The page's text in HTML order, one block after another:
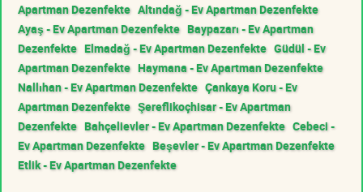
Apartman Dezenfekte Altındağ - Ev Apartman Dezenfekte
Ayaş - Ev Apartman Dezenfekte Baypazarı - Ev Apartman
Dezenfekte Elmadağ - Ev Apartman Dezenfekte Güdül - Ev
Apartman Dezenfekte Haymana - Ev Apartman Dezenfekte
Nallıhan - Ev Apartman Dezenfekte Çankaya Koru - Ev
Apartman Dezenfekte Şereflikoçhisar - Ev Apartman
Dezenfekte Bahçelievler - Ev Apartman Dezenfekte Cebeci -
Ev Apartman Dezenfekte Beşevler - Ev Apartman Dezenfekte
Etlik - Ev Apartman Dezenfekte